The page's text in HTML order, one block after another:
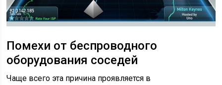
Помехи от беспроводного
оборудования соседей
Чаще всего эта причина проявляется в